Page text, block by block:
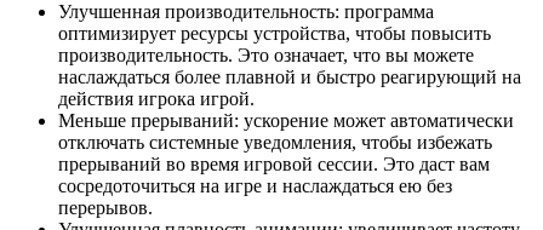
Улучшенная производительность: программа
оптимизирует ресурсы устройства, чтобы повысить
производительность. Это означает, что вы можете
наслаждаться более плавной и быстро реагирующий на
действия игрока игрой.
Меньше прерываний: ускорение может автоматически
отключать системные уведомления, чтобы избежать
прерываний во время игровой сессии. Это даст вам
сосредоточиться на игре и наслаждаться ею без
перерывов.